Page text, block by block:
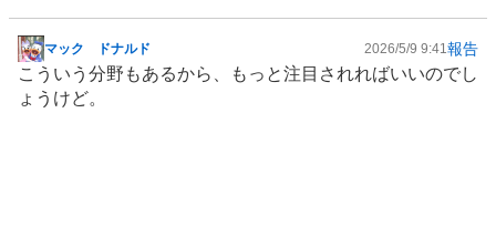
掲
示
板
マック ドナルド 2026/5/9 9:41報告
こういう分野もあるから、もっと注目されればいいのでし
ょうけど。